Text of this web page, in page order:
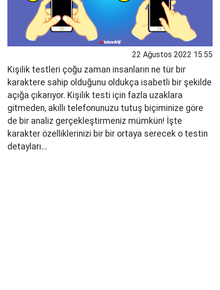
22 Ağustos 2022 15:55
Kişilik testleri çoğu zaman insanların ne tür bir
karaktere sahip olduğunu oldukça isabetli bir şekilde
açığa çıkarıyor. Kişilik testi için fazla uzaklara
gitmeden, akıllı telefonunuzu tutuş biçiminize göre
de bir analiz gerçekleştirmeniz mümkün! İşte
karakter özelliklerinizi bir bir ortaya serecek o testin
detayları...